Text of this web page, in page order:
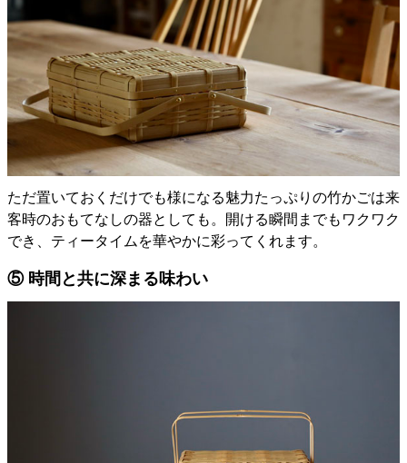
ただ置いておくだけでも様になる魅力たっぷりの竹かごは来
客時のおもてなしの器としても。開ける瞬間までもワクワク
でき、ティータイムを華やかに彩ってくれます。
⑤ 時間と共に深まる味わい